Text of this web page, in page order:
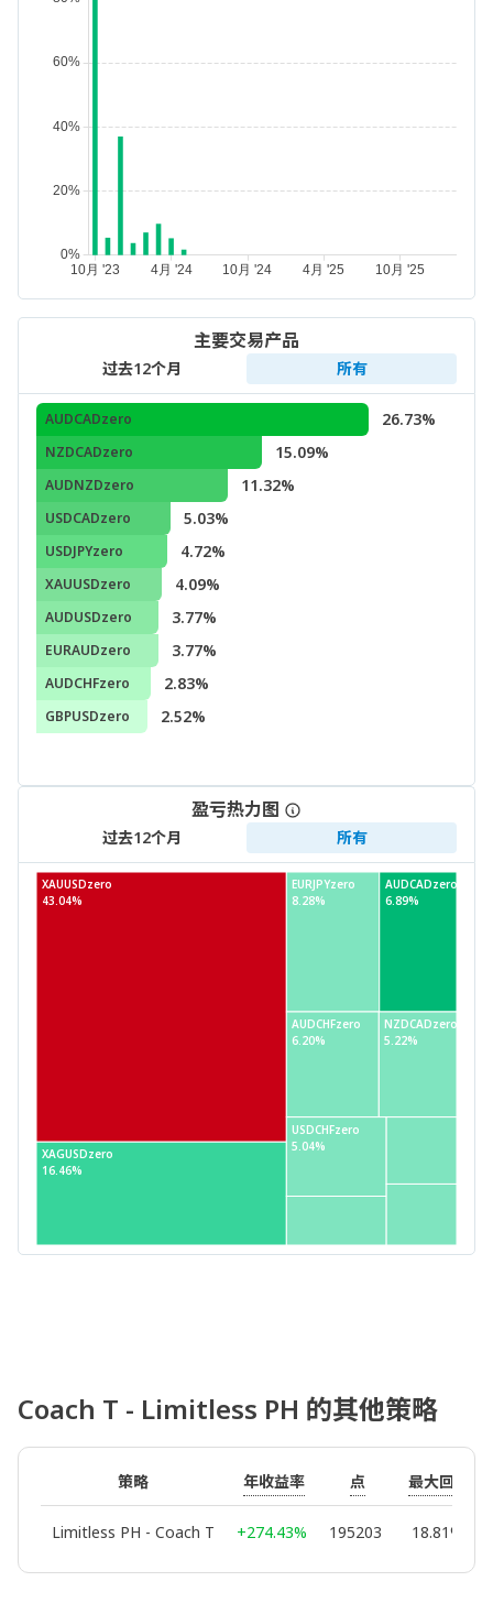
主要交易产品
过去12个月 所有
AUDCADzero 26.73%
NZDCADzero 15.09%
AUDNZDzero 11.32%
USDCADzero 5.03%
USDJPYzero 4.72%
XAUUSDzero 4.09%
AUDUSDzero 3.77%
EURAUDzero 3.77%
AUDCHFzero 2.83%
GBPUSDzero 2.52%
盈亏热力图
过去12个月 所有
XAUUSDzero
XAGUSDzero
EURJPYzero AUDCADzero
AUDCHFzero NZDCADzero
USDCHFzero
43.04%
16.46%
8.28% 6.89%
6.20% 5.22%
5.04%
Coach T - Limitless PH 的其他策略
策略 年收益率 点 最大回撤
Limitless PH - Coach T +274.43% 195203 18.81%